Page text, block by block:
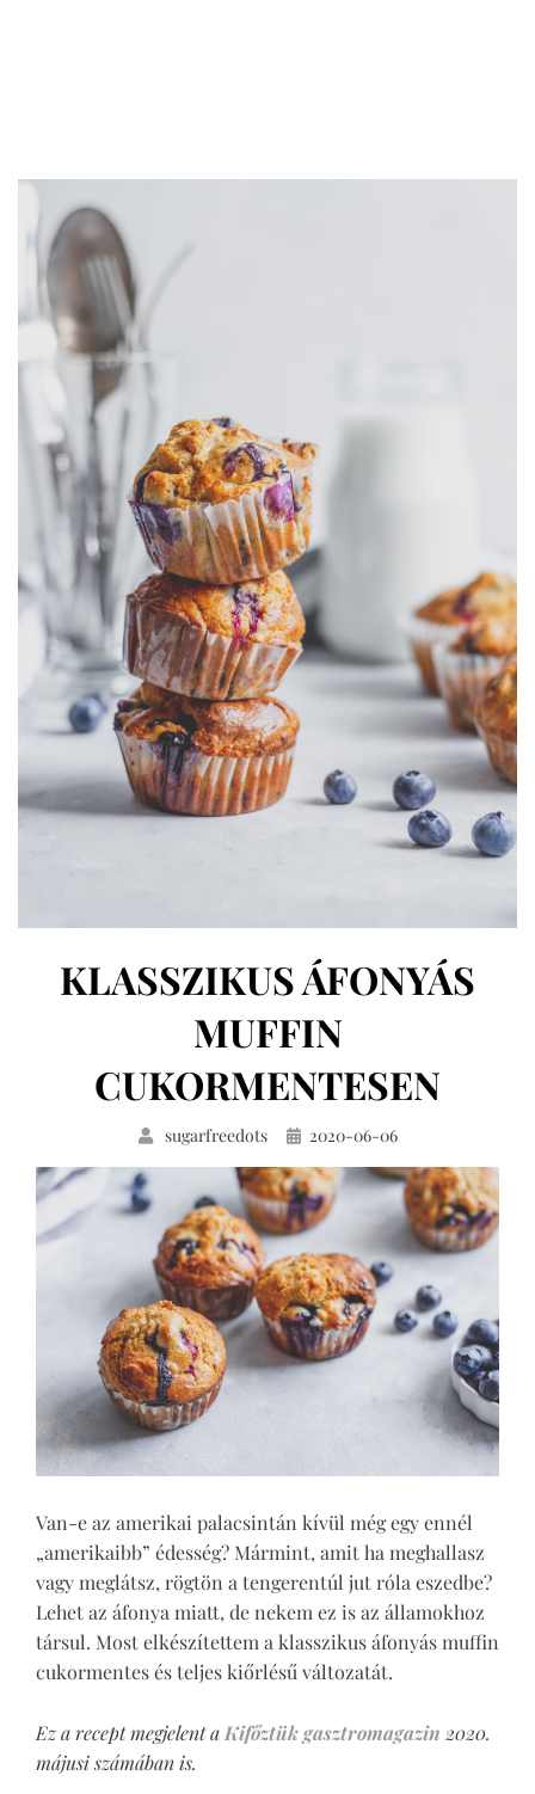
KLASSZIKUS ÁFONYÁS
MUFFIN
CUKORMENTESEN
sugarfreedots Közzétéve
2020-06-06
Van-e az amerikai palacsintán kívül még egy ennél
„amerikaibb” édesség? Mármint, amit ha meghallasz
vagy meglátsz, rögtön a tengerentúl jut róla eszedbe?
Lehet az áfonya miatt, de nekem ez is az államokhoz
társul. Most elkészítettem a klasszikus áfonyás muffin
cukormentes és teljes kiőrlésű változatát.
Ez a recept megjelent a Kifőztük gasztromagazin 2020.
májusi számában is.